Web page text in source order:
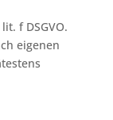
f DSGVO.
eigenen